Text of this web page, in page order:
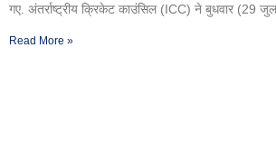
गए. अंतर्राष्ट्रीय क्रिकेट काउंसिल (ICC) ने बुधवार (29
Read More »